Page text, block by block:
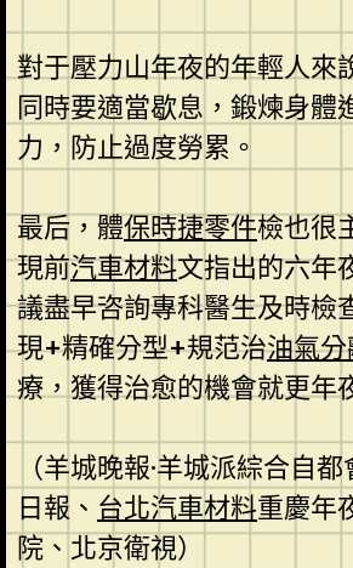
對于壓力山年夜的年輕人來
同時要適當歇息，鍛煉身體
力，防止過度勞累。
最后，體保時捷零件檢也很
現前汽車材料文指出的六年
議盡早咨詢專科醫生及時檢
現+精確分型+規范治油氣
療，獲得治愈的機會就更年
（羊城晚報·羊城派綜合自
日報、 台北汽車材料重慶年
院、北京衛視）